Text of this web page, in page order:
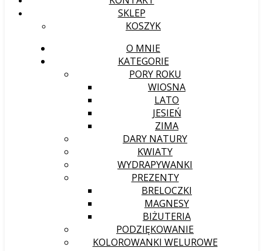
SKLEP
KOSZYK
O MNIE
KATEGORIE
PORY ROKU
WIOSNA
LATO
JESIEŃ
ZIMA
DARY NATURY
KWIATY
WYDRAPYWANKI
PREZENTY
BRELOCZKI
MAGNESY
BIŻUTERIA
PODZIĘKOWANIE
KOLOROWANKI WELUROWE